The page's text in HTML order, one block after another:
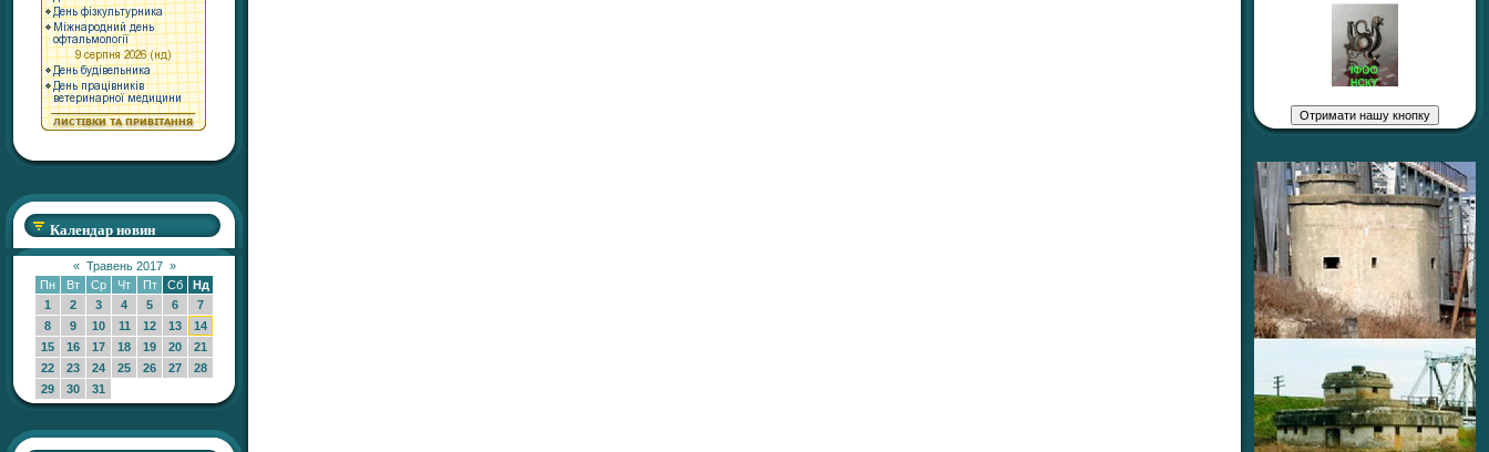
Календар новин
« Травень 2017 »
Пн
Вт Ср Чт Пт Сб
Нд
1
2 3 4 5 6
7
8
9 10 11 12 13
14
15
16 17 18 19 20
21
22
23 24 25 26 27
28
29
30 31